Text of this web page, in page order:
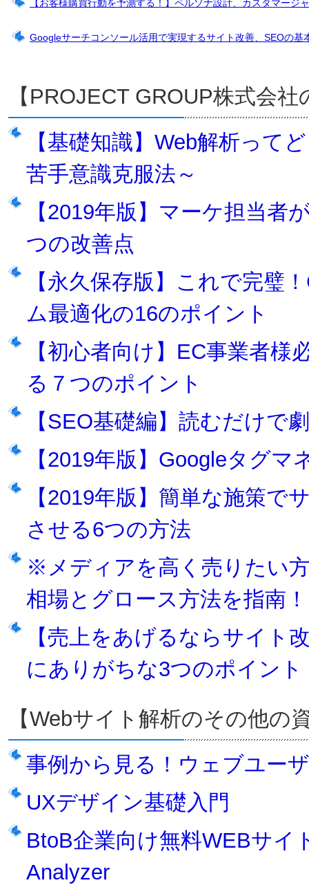
【お客様購買行動を予測する！】ペルソナ設計、カスタマージ
Googleサーチコンソール活用で実現するサイト改善、SEOの
【PROJECT GROUP株式会
【基礎知識】Web解析って
苦手意識克服法～
【2019年版】マーケ担当者
つの改善点
【永久保存版】これで完璧
ム最適化の16のポイント
【初心者向け】EC事業者
る７つのポイント
【SEO基礎編】読むだけで
【2019年版】Googleタグマ
【2019年版】簡単な施策で
させる6つの方法
※メディアを高く売りたい
相場とグロース方法を指南！
【売上をあげるならサイト
にありがちな3つのポイント
【Webサイト解析のその他の
事例から見る！ウェブユー
UXデザイン基礎入門
BtoB企業向け無料WEBサイ
Analyzer